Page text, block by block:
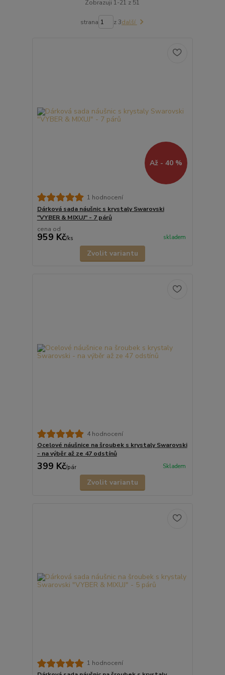
Zobrazuji 1-21 z 51
strana z 3další
Až - 40 %
1 hodnocení
Dárková sada náušnic s krystaly Swarovski
"VYBER & MIXUJ" - 7 párů
cena od
959 Kč/ks skladem
Zvolit variantu
4 hodnocení
Ocelové náušnice na šroubek s krystaly Swarovski
- na výběr až ze 47 odstínů
399 Kč/pár Skladem
Zvolit variantu
1 hodnocení